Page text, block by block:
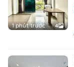
1 phút trước 4